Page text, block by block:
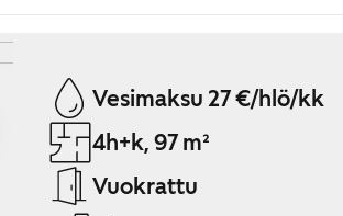
Vesimaksu 27 €/hlö/kk
4h+k, 97 m²
Vuokrattu